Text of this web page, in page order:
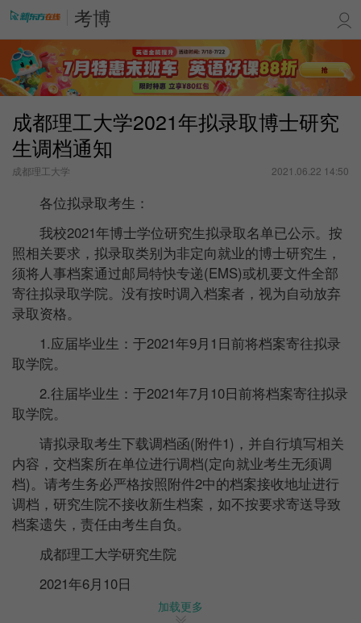
考博
成都理工大学2021年拟录取博士研究
生调档通知
成都理工大学 2021.06.22 14:50
各位拟录取考生：
我校2021年博士学位研究生拟录取名单已公示。按
照相关要求，拟录取类别为非定向就业的博士研究生，
须将人事档案通过邮局特快专递(EMS)或机要文件全部
寄往拟录取学院。没有按时调入档案者，视为自动放弃
录取资格。
1.应届毕业生：于2021年9月1日前将档案寄往拟录
取学院。
2.往届毕业生：于2021年7月10日前将档案寄往拟录
取学院。
请拟录取考生下载调档函(附件1)，并自行填写相关
内容，交档案所在单位进行调档(定向就业考生无须调
档)。请考生务必严格按照附件2中的档案接收地址进行
调档，研究生院不接收新生档案，如不按要求寄送导致
档案遗失，责任由考生自负。
成都理工大学研究生院
2021年6月10日
加载更多